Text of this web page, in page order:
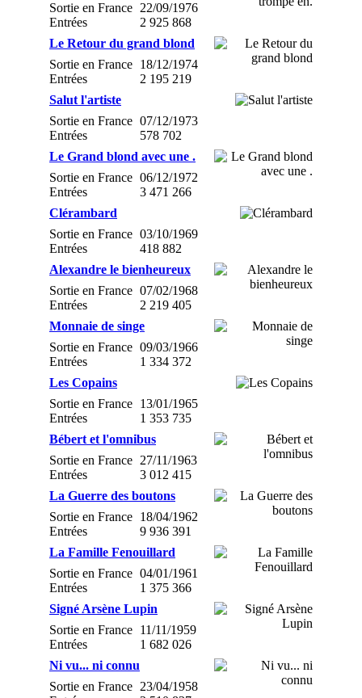
Sortie en France
Entrées
22/09/1976
2 925 868
Le Retour du grand blond
Sortie en France
Entrées
18/12/1974
2 195 219
Salut l'artiste
Sortie en France
Entrées
07/12/1973
578 702
Le Grand blond avec une .
Sortie en France
Entrées
06/12/1972
3 471 266
Clérambard
Sortie en France
Entrées
03/10/1969
418 882
Alexandre le bienheureux
Sortie en France
Entrées
07/02/1968
2 219 405
Monnaie de singe
Sortie en France
Entrées
09/03/1966
1 334 372
Les Copains
Sortie en France
Entrées
13/01/1965
1 353 735
Bébert et l'omnibus
Sortie en France
Entrées
27/11/1963
3 012 415
La Guerre des boutons
Sortie en France
Entrées
18/04/1962
9 936 391
La Famille Fenouillard
Sortie en France
Entrées
04/01/1961
1 375 366
Signé Arsène Lupin
Sortie en France
Entrées
11/11/1959
1 682 026
Ni vu... ni connu
Sortie en France 23/04/1958